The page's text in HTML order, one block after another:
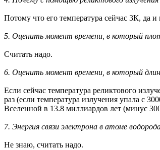
Потому что его температура сейчас 3К, да
5. Оценить момент времени, в который
Считать надо.
6. Оценить момент времени, в который
Если сейчас температура реликтового
раз (если температура излучения упала с
Вселенной в 13.8 миллиардов лет (минус
7. Энергия связи электрона в атоме
Не знаю, считать надо.